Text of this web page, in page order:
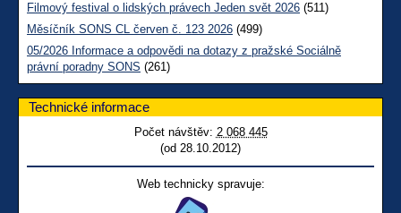
Filmový festival o lidských právech Jeden svět 2026 (511)
Měsíčník SONS CL červen č. 123 2026 (499)
05/2026 Informace a odpovědi na dotazy z pražské Sociálně
právní poradny SONS (261)
Technické informace
Počet návštěv: 2 068 445
(od 28.10.2012)
Web technicky spravuje: